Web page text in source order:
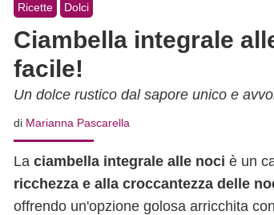
Ricette Dolci
Ciambella integrale
facile!
Un dolce rustico dal sapore unico e
di Marianna Pascarella
La ciambella integrale alle noci è un
ricchezza e alla croccantezza delle
offrendo un'opzione golosa arricchita